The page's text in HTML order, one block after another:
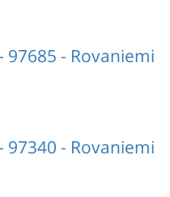
- Rovaniemi
- Rovaniemi